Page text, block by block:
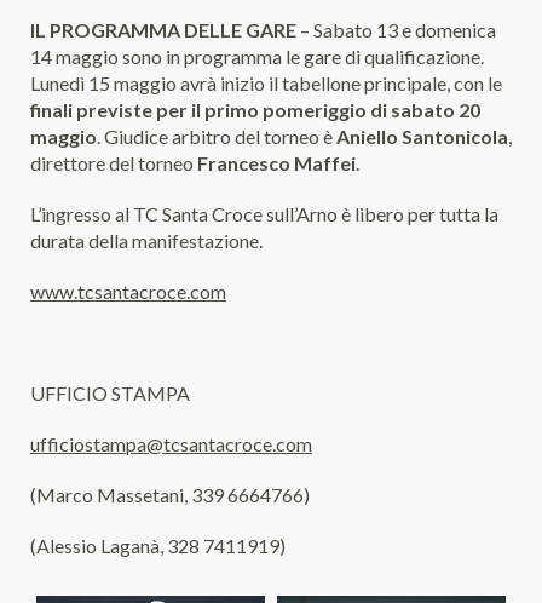
IL PROGRAMMA DELLE GARE – Sabato 13 e domenica
14 maggio sono in programma le gare di qualificazione.
Lunedì 15 maggio avrà inizio il tabellone principale, con le
finali previste per il primo pomeriggio di sabato 20
maggio. Giudice arbitro del torneo èAniello Santonicola,
direttore del torneo Francesco Maffei.
L’ingresso al TC Santa Croce sull’Arno è libero per tutta la
durata della manifestazione.
www.tcsantacroce.com
UFFICIO STAMPA
ufficiostampa@tcsantacroce.com
(Marco Massetani, 339 6664766)
(Alessio Laganà, 328 7411919)